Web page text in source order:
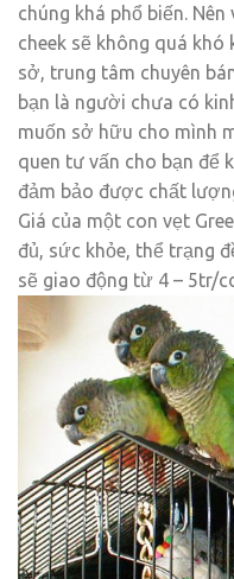
chúng khá phổ biến.
cheek sẽ không quá
sở, trung tâm chuyên
bạn là người chưa có
muốn sở hữu cho mình
quen tư vấn cho bạn để
đảm bảo được chất
Giá của một con vẹt
đủ, sức khỏe, thể trạng
sẽ giao động từ 4 – 5tr/